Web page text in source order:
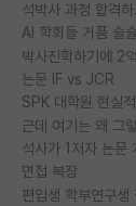
AI 학회들 거품 슬
논문 IF vs JCR
SPK 대학원 현실
근데 여기는 왜 그
석사가 1저자 논문
면접 복장
편입생 학부연구생